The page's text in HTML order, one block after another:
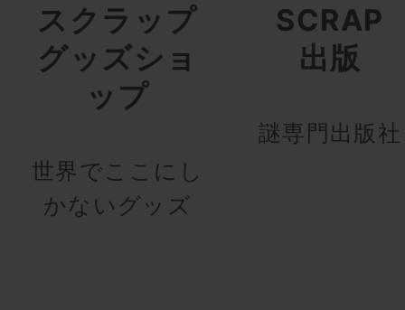
スクラップ
グッズショ
ップ
世界でここにし
かないグッズ
SCRAP
出版
謎専門出版社